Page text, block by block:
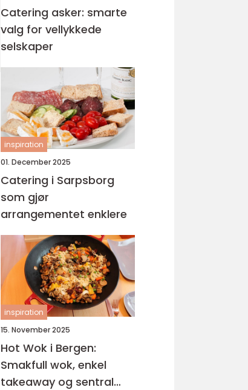
Catering asker: smarte
valg for vellykkede
selskaper
inspiration
01. December 2025
Catering i Sarpsborg
som gjør
arrangementet enklere
inspiration
15. November 2025
Hot Wok i Bergen:
Smakfull wok, enkel
takeaway og sentral